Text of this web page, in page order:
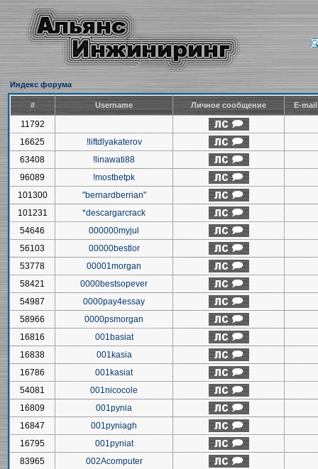
Индекс форума
# Username Личное сообщение E-
11792
16625
!liftdlyakaterov
63408
!linawati88
96089
!mostbetpk
101300
"bernardberrian"
101231
*descargarcrack
54646
000000myjul
56103
00000bestlor
53778
00001morgan
58421
0000bestsopever
54987
0000pay4essay
58966
0000psmorgan
16816
001basiat
16838
001kasia
16786
001kasiat
54081
001nicocole
16809
001pynia
16847
001pyniagh
16795
001pyniat
83965
002Acomputer